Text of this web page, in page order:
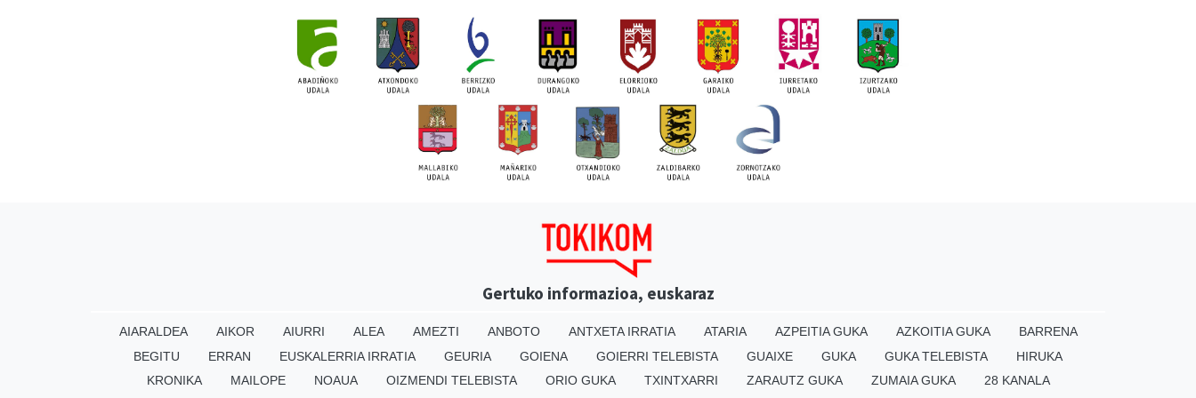
Gertuko informazioa, euskaraz
AIARALDEA AIKOR AIURRI ALEA AMEZTI ANBOTO ANTXETA IRRATIA ATARIA AZPEITIA GUKA AZKOITIA GUKA
BARRENA
BEGITU
ERRAN EUSKALERRIA IRRATIA GEURIA GOIENA GOIERRI TELEBISTA GUAIXE GUKA GUKA TELEBISTA
HIRUKA
KRONIKA
MAILOPE NOAUA OIZMENDI TELEBISTA ORIO GUKA TXINTXARRI ZARAUTZ GUKA ZUMAIA GUKA 28 KANALA